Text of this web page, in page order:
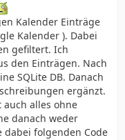
Kalender Einträge
Kalender ). Dabei
gefiltert. Ich
den Einträgen. Nach
SQLite DB. Danach
ergänzt.
alles ohne
danach weder
dabei folgenden Code